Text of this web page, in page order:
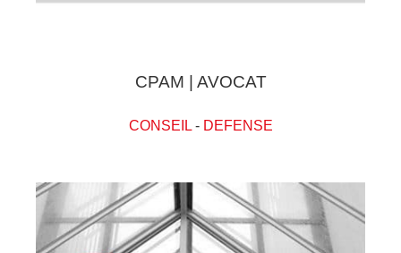
CPAM | AVOCAT
CONSEIL- DEFENSE